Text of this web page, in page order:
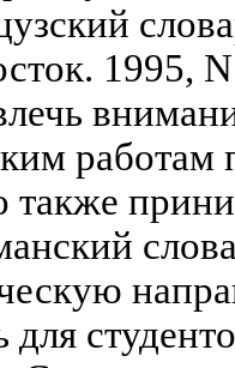
1995,
работам
для